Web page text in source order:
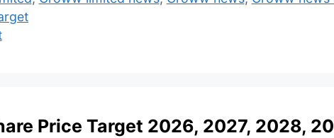
Price Target 2026, 2027, 2028,